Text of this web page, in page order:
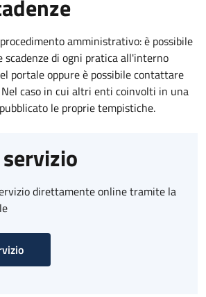
amministrativo: è possibile
di ogni pratica all'interno
portale oppure è possibile contattare
caso in cui altri enti coinvolti in una
le proprie tempistiche.
direttamente online tramite la